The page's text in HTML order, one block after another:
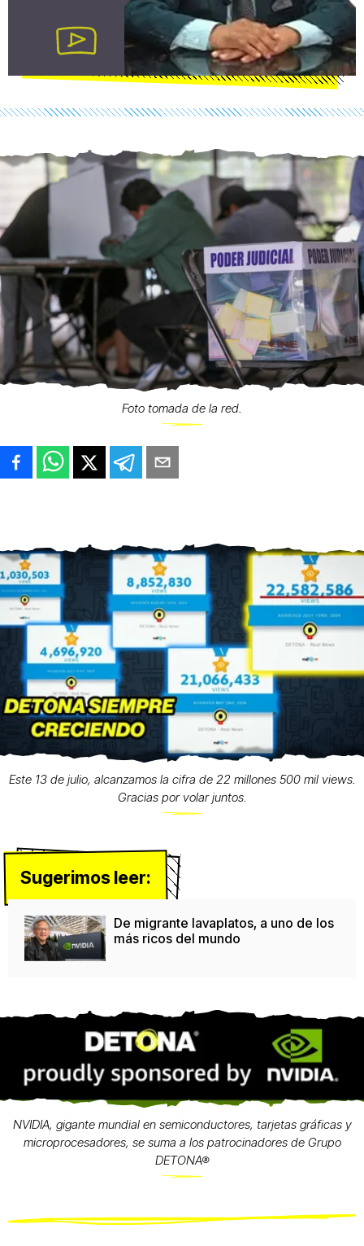
Foto tomada de la red.
Este 13 de julio, alcanzamos la cifra de 22 millones 500 mil views.
Gracias por volar juntos.
Sugerimos leer:
De migrante lavaplatos, a uno de los
más ricos del mundo
NVIDIA, gigante mundial en semiconductores, tarjetas gráficas y
microprocesadores, se suma a los patrocinadores de Grupo
DETONA®